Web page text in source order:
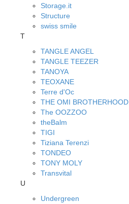
Storage.it
Structure
swiss smile
T
TANGLE ANGEL
TANGLE TEEZER
TANOYA
TEOXANE
Terre d'Oc
THE OMI BROTHERHOOD
The OOZZOO
theBalm
TIGI
Tiziana Terenzi
TONDEO
TONY MOLY
Transvital
U
Undergreen